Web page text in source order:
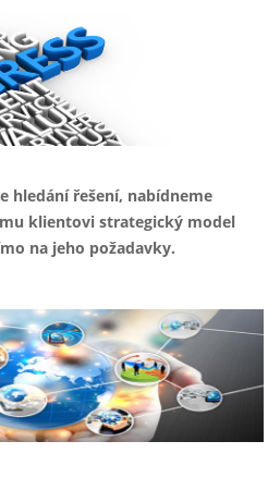
hledání řešení, nabídneme
klientovi strategický model
na jeho požadavky.